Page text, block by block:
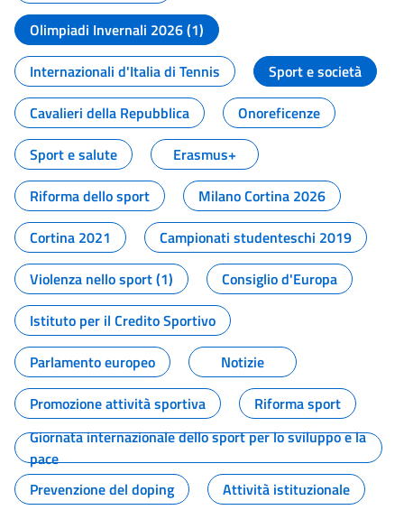
Olimpiadi Invernali 2026 (1)
Internazionali d'Italia di Tennis
Sport e società
Cavalieri della Repubblica
Onoreficenze
Sport e salute
Erasmus+
Riforma dello sport
Milano Cortina 2026
Cortina 2021
Campionati studenteschi 2019
Violenza nello sport (1)
Consiglio d'Europa
Istituto per il Credito Sportivo
Parlamento europeo
Notizie
Promozione attività sportiva
Riforma sport
Giornata internazionale dello sport per lo sviluppo e la
pace
Prevenzione del doping
Attività istituzionale